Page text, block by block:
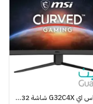
ام اس اي G32C4X شاشة 32 بوصة دقة فل اتش دي، 250 هرتز، 1 مللي ثانية، AMD FreeSync Premium، شاشة ألعاب منحنية – أسود